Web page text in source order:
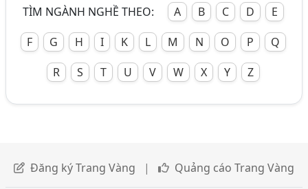
TÌM NGÀNH NGHỀ THEO: A B C D
E
F
G H I K L M N O P
Q
R
S T U V W X Y Z
Đăng ký Trang Vàng | Quảng cáo Trang Vàng